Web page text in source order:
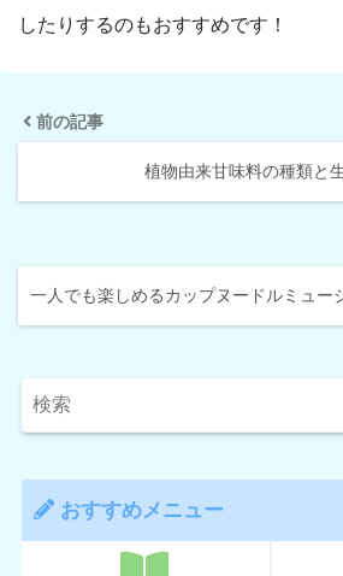
したりするのもおすすめです！
前の記事
植物由来甘味料の種類と
一人でも楽しめるカップヌードルミュー
おすすめメニュー